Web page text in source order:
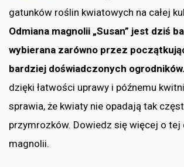
gatunków roślin kwiatowych na całej
Odmiana magnolii „Susan” jest dziś
wybierana zarówno przez
bardziej doświadczonych ogrodników.
dzięki łatwości uprawy i późnemu
sprawia, że kwiaty nie opadają tak
przymrozków. Dowiedz się więcej o tej
magnolii.